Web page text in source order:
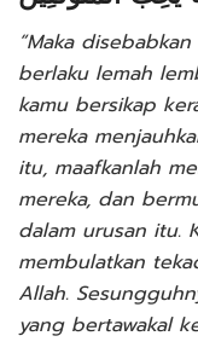
“Maka
berlaku lemah
kamu bersikap
mereka
itu, maafkanlah
mereka, dan
dalam urusan itu.
membulatkan
Allah.
yang bertawakal